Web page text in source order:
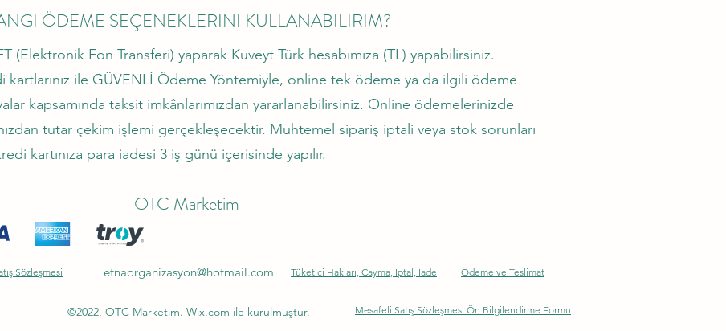
ÖDEME SEÇENEKLERINI KULLANABILIRIM?
Fon Transferi) yaparak Kuveyt Türk hesabımıza (TL) yapabilirsiniz.
ile GÜVENLİ Ödeme Yöntemiyle, online tek ödeme ya da ilgili ödeme
kapsamında taksit imkânlarımızdan yararlanabilirsiniz. Online ödemelerinizde
tutar çekim işlemi gerçekleşecektir. Muhtemel sipariş iptali veya stok sorunları
kartınıza para iadesi 3 iş günü içerisinde yapılır.
OTC Marketim
Sözleşmesi etnaorganizasyon@hotmail.com Tüketici Hakları, Cayma, İptal, İade Ödeme ve Teslimat
©2022, OTC Marketim. Wix.com ile kurulmuştur. Mesafeli Satış Sözleşmesi Ön Bilgilendirme Formu